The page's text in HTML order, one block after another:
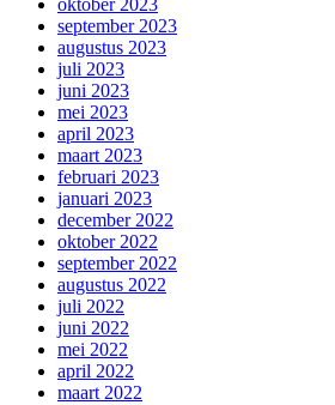
september 2023
augustus 2023
juli 2023
juni 2023
mei 2023
april 2023
maart 2023
februari 2023
januari 2023
december 2022
oktober 2022
september 2022
augustus 2022
juli 2022
juni 2022
mei 2022
april 2022
maart 2022